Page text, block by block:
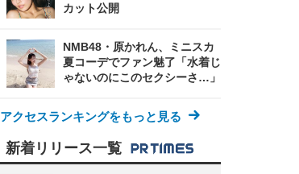
カット公開
NMB48・原かれん、ミニスカ
夏コーデでファン魅了「水着じ
ゃないのにこのセクシーさ…」
アクセスランキングをもっと見る
新着リリース一覧